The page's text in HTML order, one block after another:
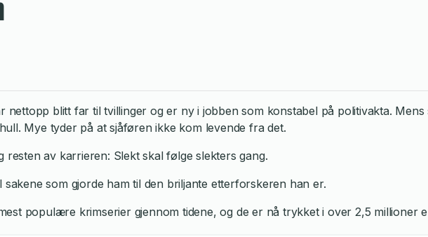
nettopp blitt far til tvillinger og er ny i jobben som konstabel på politivakta.
Mye tyder på at sjåføren ikke kom levende fra det.
av karrieren: Slekt skal følge slekters gang.
som gjorde ham til den briljante etterforskeren han er.
populære krimserier gjennom tidene, og de er nå trykket i over 2,5